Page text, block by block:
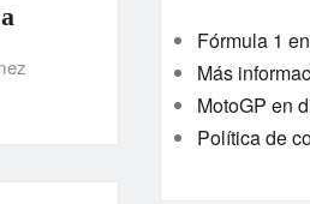
Fórmula 1
Más
MotoGP en
Política de